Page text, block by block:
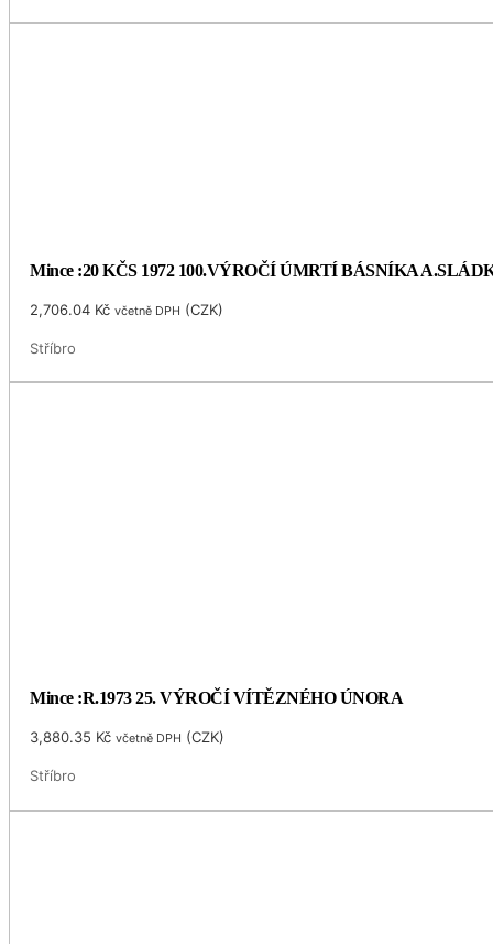
Mince :20 KČS 1972 100.VÝROČÍ ÚMRTÍ BÁSNÍKA
2,706.04 Kč včetně DPH (CZK)
Stříbro
Mince :R.1973 25. VÝROČÍ VÍTĚZNÉHO ÚNORA
3,880.35 Kč včetně DPH (CZK)
Stříbro